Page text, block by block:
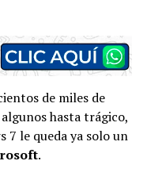
de miles de
hasta trágico,
7 le queda ya solo un
.